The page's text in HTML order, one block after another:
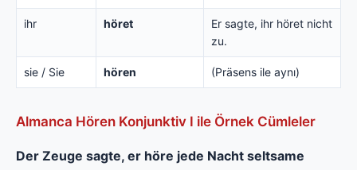
ihr höret
Er sagte, ihr höret nicht
zu.
sie / Sie hören (Präsens ile aynı)
Almanca Hören Konjunktiv I ile Örnek Cümleler
Der Zeuge sagte, er höre jede Nacht seltsame